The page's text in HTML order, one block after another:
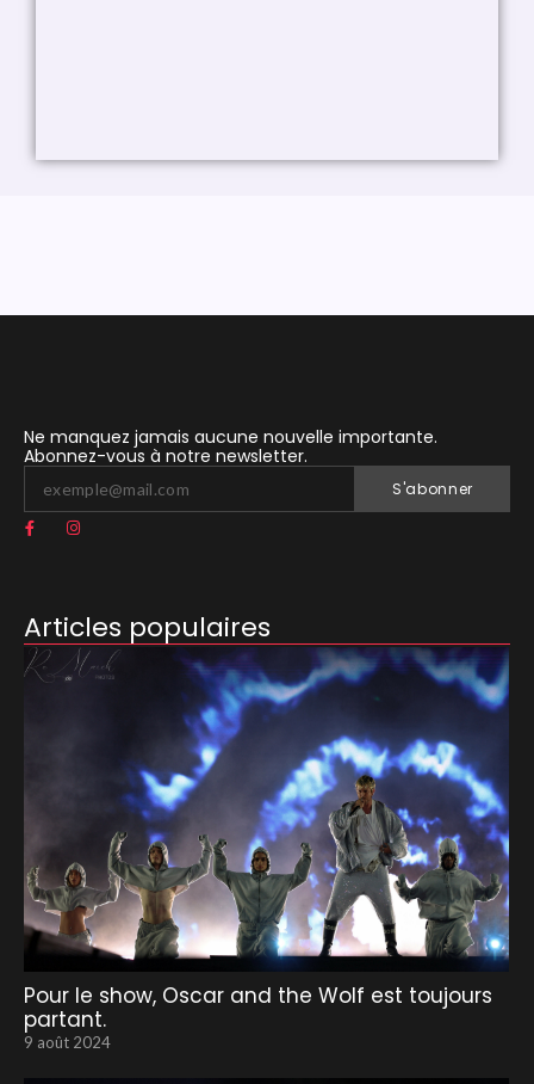
Ne manquez jamais aucune nouvelle importante.
Abonnez-vous à notre newsletter.
S'abonner
Articles populaires
Pour le show, Oscar and the Wolf est toujours
partant.
9 août 2024